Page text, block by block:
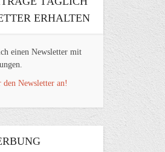
ERHALTEN
einen Newsletter mit
Newsletter an!